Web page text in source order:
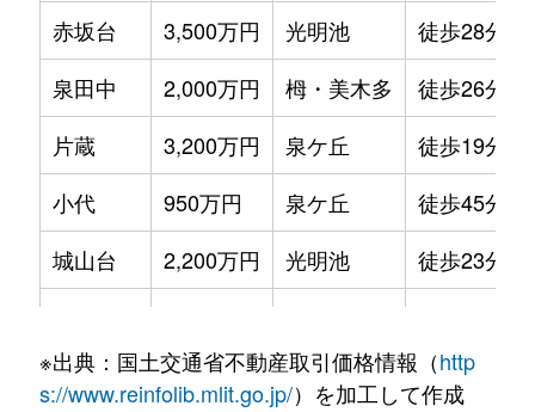
赤坂台
3,500万円 光明池 徒歩28分
泉田中
2,000万円 栂・美木多 徒歩26分
片蔵
3,200万円 泉ケ丘 徒歩19分
小代
950万円 泉ケ丘 徒歩45分
城山台
2,200万円 光明池 徒歩23分
城山台
2,300万円 光明池 徒歩16分
※出典：国土交通省不動産取引価格情報（http
s://www.reinfolib.mlit.go.jp/）を加工して作成